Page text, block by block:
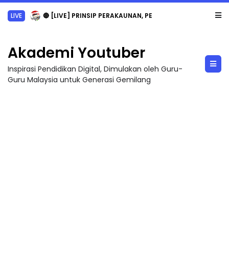
LIVE 🔴 [LIVE] PRINSIP PERAKAUNAN, PECUT SKOR SOALAN 1 TRIAL OLEH CIKGU WAN...
Akademi Youtuber
Inspirasi Pendidikan Digital, Dimulakan oleh Guru-
Guru Malaysia untuk Generasi Gemilang